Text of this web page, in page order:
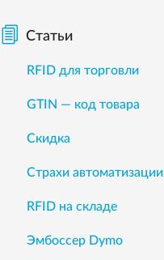
Статьи
RFID для торговли
GTIN — код товара
Скидка
Страхи автоматизации
RFID на складе
Эмбоссер Dymo